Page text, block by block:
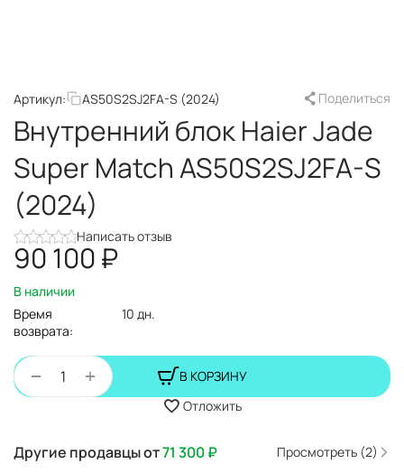
Артикул: AS50S2SJ2FA-S (2024) Поделиться
Внутренний блок Haier Jade
Super Match AS50S2SJ2FA-S
(2024)
Написать отзыв
90 100₽
В наличии
Время
возврата:
10 дн.
+
−
В КОРЗИНУ
Отложить
Другие продавцы от71 300₽ Просмотреть (2)